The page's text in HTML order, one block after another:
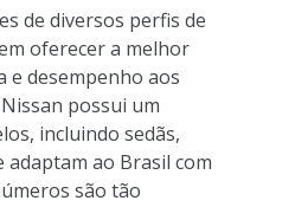
de diversos perfis de
oferecer a melhor
e desempenho aos
possui um
incluindo sedãs,
adaptam ao Brasil com
são tão